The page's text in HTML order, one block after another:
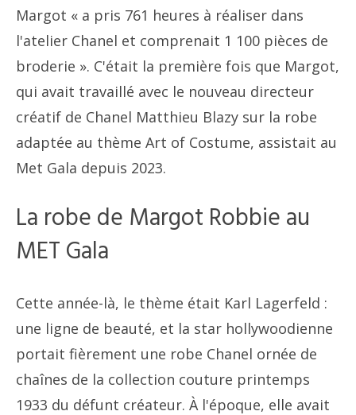
Margot « a pris 761 heures à réaliser dans
l'atelier Chanel et comprenait 1 100 pièces de
broderie ». C'était la première fois que Margot,
qui avait travaillé avec le nouveau directeur
créatif de Chanel Matthieu Blazy sur la robe
adaptée au thème Art of Costume, assistait au
Met Gala depuis 2023.
La robe de Margot Robbie au
MET Gala
Cette année-là, le thème était Karl Lagerfeld :
une ligne de beauté, et la star hollywoodienne
portait fièrement une robe Chanel ornée de
chaînes de la collection couture printemps
1933 du défunt créateur. À l'époque, elle avait